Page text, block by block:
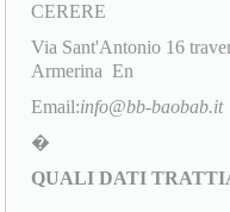
CERERE
Via Sant'Antonio 16
Armerina En
Email:info@bb-baobab.it
�
QUALI DATI